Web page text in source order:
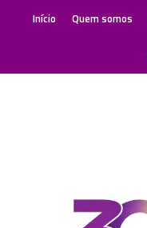
Início Quem somos